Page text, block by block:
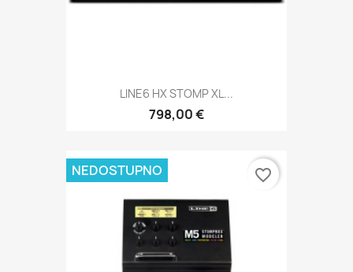
LINE6 HX STOMP XL...
798,00 €
NEDOSTUPNO favorite_border